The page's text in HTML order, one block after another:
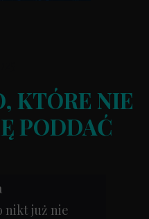
nikt już nie
KTÓRE NIE
PODDAĆ